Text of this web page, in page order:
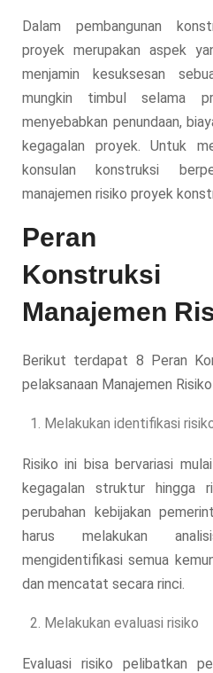
Dalam pembangunan
proyek merupakan aspek
menjamin kesuksesan
mungkin timbul selama
menyebabkan penundaan,
kegagalan proyek. Untuk
konsulan konstruksi
manajemen risiko proyek
Peran
Manajemen
Berikut terdapat 8 Peran
pelaksanaan Manajemen
Melakukan identifikasi
Risiko ini bisa bervariasi
kegagalan struktur hingga
perubahan kebijakan
harus melakukan
mengidentifikasi semua
dan mencatat secara rinci.
Melakukan evaluasi risiko
Evaluasi risiko pelibatkan